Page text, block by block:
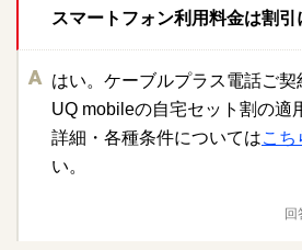
スマートフォン利用料金は割引
はい。ケーブルプラス電話ご契
UQ mobileの自宅セット割の適
詳細・各種条件についてはこち
い。
回